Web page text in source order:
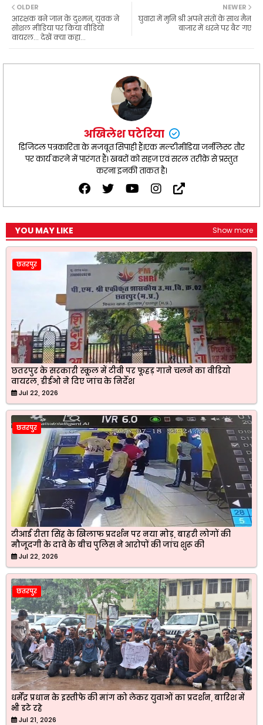
b
o
o
k
A
p
p
r
a
m
e
r
NEWER
घुवारा में मुनि श्री अपने संतों के साथ मैन
बाजार में धरने पर बैठ गए
OLDER
आरक्षक बने जान के दुश्मन, युवक ने
सोशल मीडिया पर किया वीडियो
वायरल... देखें क्या कहा...
अखिलेश पटेरिया
डिजिटल पत्रकारिता के मजबूत सिपाही हैं।एक मल्टीमीडिया जर्नलिस्ट तौर
पर कार्य करने में पारंगत हैं। खबरों को सहज एवं सरल तरीक़े से प्रस्तुत
करना इनकी ताकत है।
YOU MAY LIKE Show more
छतरपुर
छतरपुर के सरकारी स्कूल में टीवी पर फूहड़ गाने चलने का वीडियो
वायरल, डीईओ ने दिए जांच के निर्देश
Jul 22, 2026
छतरपुर
टीआई रीता सिंह के खिलाफ प्रदर्शन पर नया मोड़, बाहरी लोगों की
मौजूदगी के दावे के बीच पुलिस ने आरोपों की जांच शुरू की
Jul 22, 2026
छतरपुर
धर्मेंद्र प्रधान के इस्तीफे की मांग को लेकर युवाओं का प्रदर्शन, बारिश में
भी डटे रहे
Jul 21, 2026